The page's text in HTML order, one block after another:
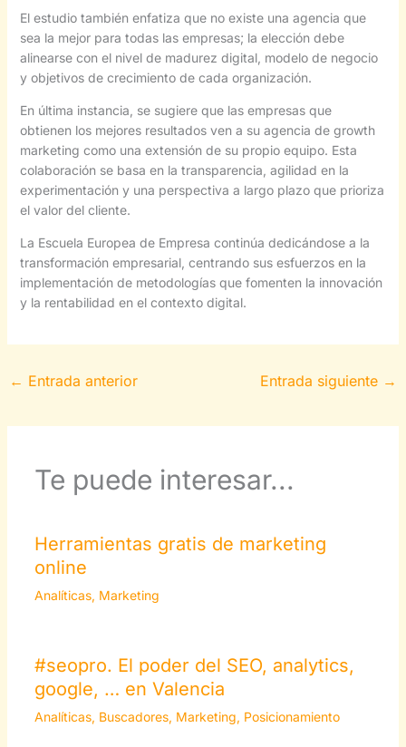
El estudio también enfatiza que no existe una agencia que
sea la mejor para todas las empresas; la elección debe
alinearse con el nivel de madurez digital, modelo de negocio
y objetivos de crecimiento de cada organización.
En última instancia, se sugiere que las empresas que
obtienen los mejores resultados ven a su agencia de growth
marketing como una extensión de su propio equipo. Esta
colaboración se basa en la transparencia, agilidad en la
experimentación y una perspectiva a largo plazo que prioriza
el valor del cliente.
La Escuela Europea de Empresa continúa dedicándose a la
transformación empresarial, centrando sus esfuerzos en la
implementación de metodologías que fomenten la innovación
y la rentabilidad en el contexto digital.
← Entrada anterior Entrada siguiente →
Te puede interesar...
Herramientas gratis de marketing
online
Analíticas, Marketing
#seopro. El poder del SEO, analytics,
google, … en Valencia
Analíticas, Buscadores, Marketing, Posicionamiento